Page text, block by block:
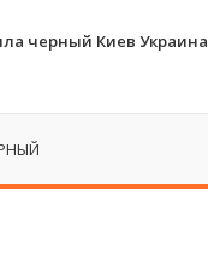
черный Киев Украина